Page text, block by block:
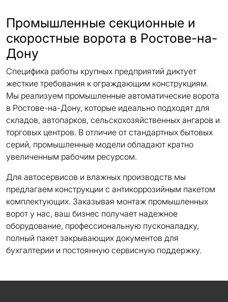
Промышленные секционные и
скоростные ворота в Ростове-на-
Дону
Специфика работы крупных предприятий диктует
жесткие требования к ограждающим конструкциям.
Мы реализуем промышленные автоматические ворота
в Ростове-на-Дону, которые идеально подходят для
складов, автопарков, сельскохозяйственных ангаров и
торговых центров. В отличие от стандартных бытовых
серий, промышленные модели обладают кратно
увеличенным рабочим ресурсом.
Для автосервисов и влажных производств мы
предлагаем конструкции с антикоррозийным пакетом
комплектующих. Заказывая монтаж промышленных
ворот у нас, ваш бизнес получает надежное
оборудование, профессиональную пусконаладку,
полный пакет закрывающих документов для
бухгалтерии и постоянную сервисную поддержку.